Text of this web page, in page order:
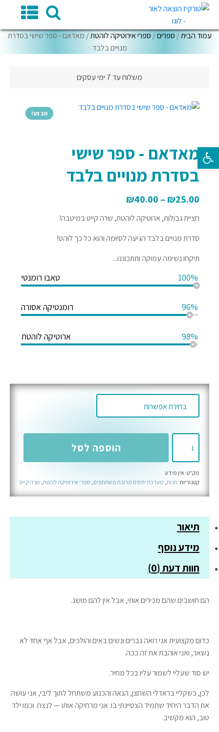
עמוד הבית/ ספרים/ ספרי אירוטיקה לוהטת/ מאדאם - ספר שישי בסדרת
מנויים בלבד
משלוח עד 7 ימי עסקים
מבצע!
מאדאם - ספר שישי
בסדרת מנויים בלבד
₪25.00
–
₪40.00
חציית גבולות, ארוטיקה לוהטת, שרה קייט במיטבה!
סדרת מנויים בלבד הגיעה לסיומה והוא כל כך לוהט!
תיקחו נשימה עמוקה ותתכוננו...
טאבו רומנטי 100%
רומנטיקה אסורה 96%
ארוטיקה לוהטת 98%
-
מנויים
הוספה לסל
מק"ט: אין מידע
קטגוריות: חנות, מערכת יחסים מרובת משתתפים, ספרי אירוטיקה לוהטת, שרה קייט
תיאור
מידע נוסף
חוות דעת (0)
הם חושבים שהם מכירים אותי, אבל אין להם מושג.
כדום מקצועית אני רואה גברים ונשים באים והולכים, אבל אף אחד לא
נשאר, ואני אוהבת את זה ככה.
יש סוד שעליי לשמור עליו בכל מחיר.
לכן, כשקליי בראדלי השחצן, הנאה והכנוע משתחל לתוך ליבי, אני עושה
את הדבר היחיד שתמיד הצטיינתי בו. אני מרחיקה אותו — לנצח. וכמו ילד
טוב, הוא מקשיב.
פתח סרגל נגישות